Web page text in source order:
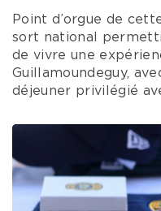
Point d’orgue de
sort national
de vivre une
Guillamoundeguy,
déjeuner privilégié